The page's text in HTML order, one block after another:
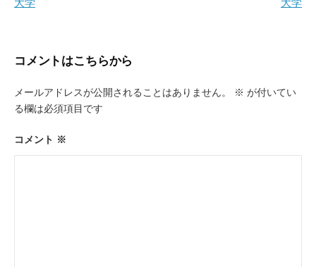
ナ
ゲ
シ
ョ
ン
コメントはこちらから
メールアドレスが公開されることはありません。 ※ が付いてい
る欄は必須項目です
コメント ※